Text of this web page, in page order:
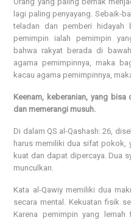
lagi paling penyayang. Sebaik-
teladan dan pemberi hidayah
pemimpin ialah pemimpin
bahwa rakyat berada di
agama pemimpinnya, maka
kacau agama pemimpinnya,
Keenam, keberanian, yang
dan memerangi musuh.
Di dalam QS al-Qashash: 26,
harus memiliki dua sifat pokok,
kuat dan dapat dipercaya. Dua
munculkan.
Kata al-Qawiy memiliki dua
secara mental. Kekuatan fisik
Karena pemimpin yang